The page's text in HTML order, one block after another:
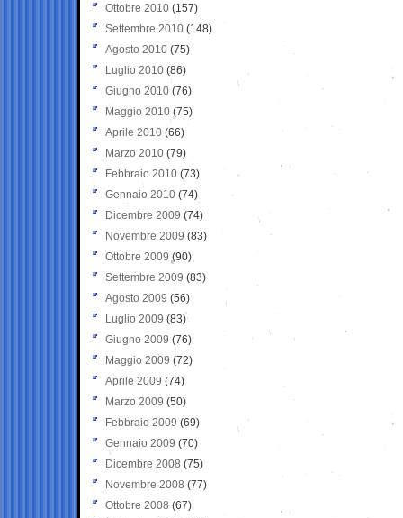
Ottobre 2010 (157)
Settembre 2010 (148)
Agosto 2010 (75)
Luglio 2010 (86)
Giugno 2010 (76)
Maggio 2010 (75)
Aprile 2010 (66)
Marzo 2010 (79)
Febbraio 2010 (73)
Gennaio 2010 (74)
Dicembre 2009 (74)
Novembre 2009 (83)
Ottobre 2009 (90)
Settembre 2009 (83)
Agosto 2009 (56)
Luglio 2009 (83)
Giugno 2009 (76)
Maggio 2009 (72)
Aprile 2009 (74)
Marzo 2009 (50)
Febbraio 2009 (69)
Gennaio 2009 (70)
Dicembre 2008 (75)
Novembre 2008 (77)
Ottobre 2008 (67)